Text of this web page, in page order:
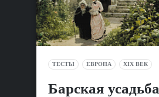
ТЕСТЫ ЕВРОПА XIX ВЕК
Барская усадьба